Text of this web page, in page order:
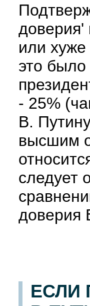
доверия'
или хуже
это
- 25%
В.
высшим
следует
доверия
ЕСЛИ